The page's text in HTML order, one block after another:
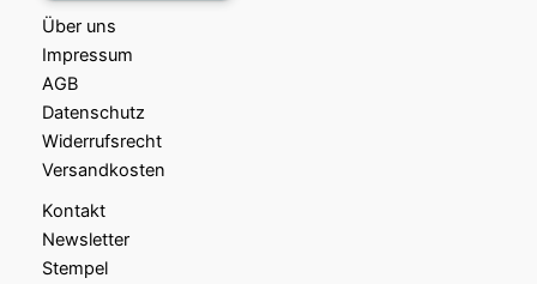
Über uns
Impressum
AGB
Datenschutz
Widerrufsrecht
Versandkosten
Kontakt
Newsletter
Stempel